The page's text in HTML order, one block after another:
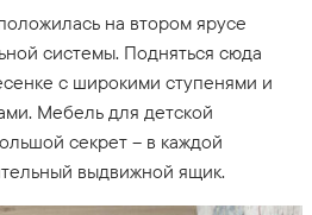
на втором ярусе
системы. Подняться сюда
с широкими ступенями и
Мебель для детской
секрет – в каждой
выдвижной ящик.